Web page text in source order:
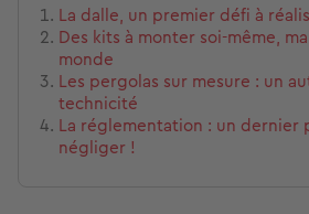
La dalle, un premier défi à
Des kits à monter soi-même,
monde
Les pergolas sur mesure : un
technicité
La réglementation : un dernier
négliger !